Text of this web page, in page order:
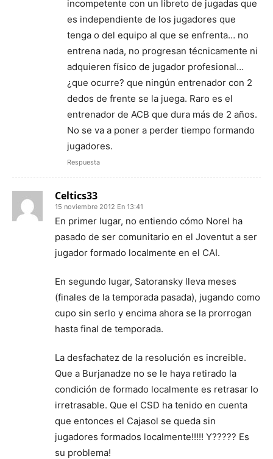
incompetente con un libreto de jugadas que
es independiente de los jugadores que
tenga o del equipo al que se enfrenta… no
entrena nada, no progresan técnicamente ni
adquieren físico de jugador profesional…
¿que ocurre? que ningún entrenador con 2
dedos de frente se la juega. Raro es el
entrenador de ACB que dura más de 2 años.
No se va a poner a perder tiempo formando
jugadores.
Respuesta
Celtics33
15 noviembre 2012 En 13:41
En primer lugar, no entiendo cómo Norel ha
pasado de ser comunitario en el Joventut a ser
jugador formado localmente en el CAI.
En segundo lugar, Satoransky lleva meses
(finales de la temporada pasada), jugando como
cupo sin serlo y encima ahora se la prorrogan
hasta final de temporada.
La desfachatez de la resolución es increible.
Que a Burjanadze no se le haya retirado la
condición de formado localmente es retrasar lo
irretrasable. Que el CSD ha tenido en cuenta
que entonces el Cajasol se queda sin
jugadores formados localmente!!!!! Y????? Es
su problema!